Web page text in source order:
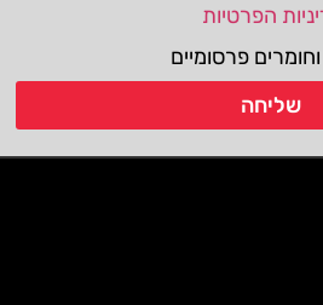
הפרטיות
פרסומיים
שליחה